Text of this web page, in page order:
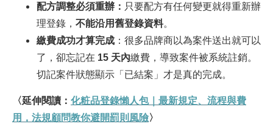
配方調整必須重辦： 只要配方有任何變更就得重新辦
理登錄， 不能沿用舊登錄資料。
繳費成功才算完成 ：很多品牌商以為案件送出就可以
了，卻忘記在 15 天內繳費，導致案件被系統註銷。
切記案件狀態顯示「已結案」才是真的完成。
〈延伸閱讀： 化粧品登錄懶人包｜最新規定、流程與費
用，法規顧問教你避開罰則風險〉